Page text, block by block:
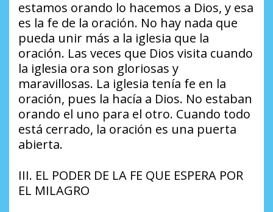
estamos orando lo hacemos a Dios, y esa
es la fe de la oración. No hay nada que
pueda unir más a la iglesia que la
oración. Las veces que Dios visita cuando
la iglesia ora son gloriosas y
maravillosas. La iglesia tenía fe en la
oración, pues la hacía a Dios. No estaban
orando el uno para el otro. Cuando todo
está cerrado, la oración es una puerta
abierta.
III. EL PODER DE LA FE QUE ESPERA POR
EL MILAGRO